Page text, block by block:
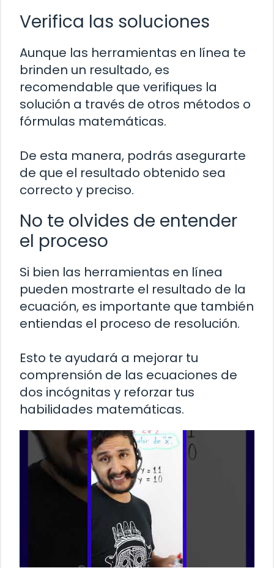
Verifica las soluciones
Aunque las herramientas en línea te
brinden un resultado, es
recomendable que verifiques la
solución a través de otros métodos o
fórmulas matemáticas.
De esta manera, podrás asegurarte
de que el resultado obtenido sea
correcto y preciso.
No te olvides de entender
el proceso
Si bien las herramientas en línea
pueden mostrarte el resultado de la
ecuación, es importante que también
entiendas el proceso de resolución.
Esto te ayudará a mejorar tu
comprensión de las ecuaciones de
dos incógnitas y reforzar tus
habilidades matemáticas.